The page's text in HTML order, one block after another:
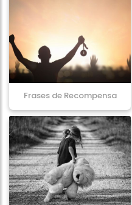
Frases de Recompensa